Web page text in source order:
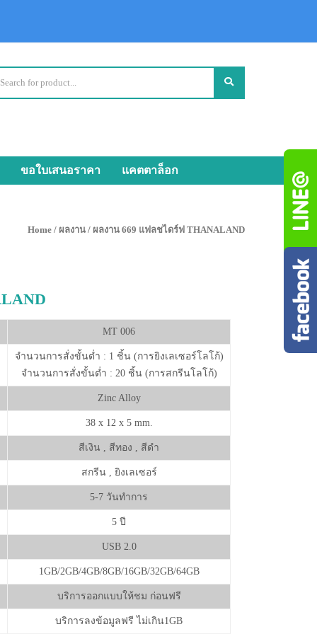
ขอใบเสนอราคา แคตตาล็อก
Home / ผลงาน / ผลงาน 669 แฟลชไดร์ฟ THANALAND
MT 006
จำนวนการสั่งขั้นต่ำ : 1 ชิ้น (การยิงเลเซอร์โลโก้)
จำนวนการสั่งขั้นต่ำ : 20 ชิ้น (การสกรีนโลโก้)
Zinc Alloy
38 x 12 x 5 mm.
สีเงิน , สีทอง , สีดำ
สกรีน , ยิงเลเซอร์
5-7 วันทำการ
5 ปี
USB 2.0
1GB/2GB/4GB/8GB/16GB/32GB/64GB
บริการออกแบบให้ชม ก่อนฟรี
บริการลงข้อมูลฟรี ไม่เกิน1GB